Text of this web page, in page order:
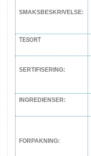
SMAKSBESKRIVELSE:
TESORT
SERTIFISERING:
INGREDIENSER:
FORPAKNING: